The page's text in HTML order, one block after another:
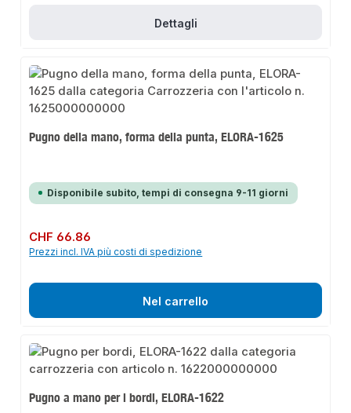
Dettagli
Pugno della mano, forma della punta, ELORA-1625
Disponibile subito, tempi di consegna 9-11 giorni
Prezzo normale:
CHF 66.86
Prezzi incl. IVA più costi di spedizione
Nel carrello
Pugno a mano per i bordi, ELORA-1622